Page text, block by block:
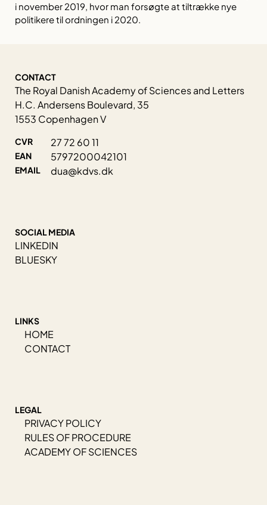
i november 2019, hvor man forsøgte at tiltrække nye
politikere til ordningen i 2020.
CONTACT
The Royal Danish Academy of Sciences and Letters
H.C. Andersens Boulevard, 35
1553 Copenhagen V
CVR 27 72 60 11
EAN 5797200042101
EMAIL dua@kdvs.dk
SOCIAL MEDIA
LINKEDIN
BLUESKY
LINKS
HOME
CONTACT
LEGAL
PRIVACY POLICY
RULES OF PROCEDURE
ACADEMY OF SCIENCES